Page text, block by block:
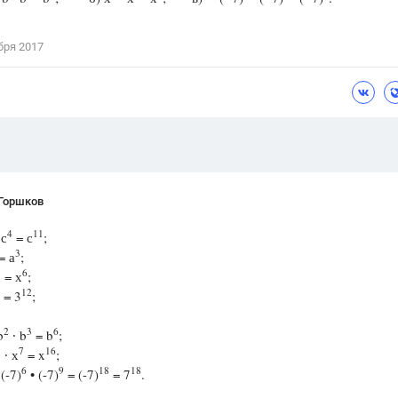
Красота,
2017
4 = с11 ;
а3;
= х6;
= 312;
2 ∙ b3 = b6;
∙ х7 = x16;
(-7)6 • (-7)9 = (-7)18 = 718.